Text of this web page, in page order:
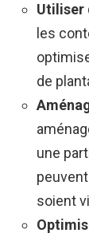
Utiliser
les
de
une
soient